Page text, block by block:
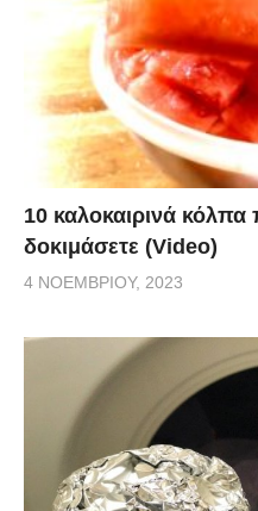
10 καλοκαιρινά κόλπα
δοκιμάσετε (Video)
4 ΝΟΕΜΒΡΊΟΥ, 2023